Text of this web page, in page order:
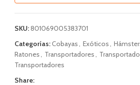
SKU:801069005383701
Categorías:Cobayas, Exóticos,
Ratones, Transportadores,
Transportadores
Share: